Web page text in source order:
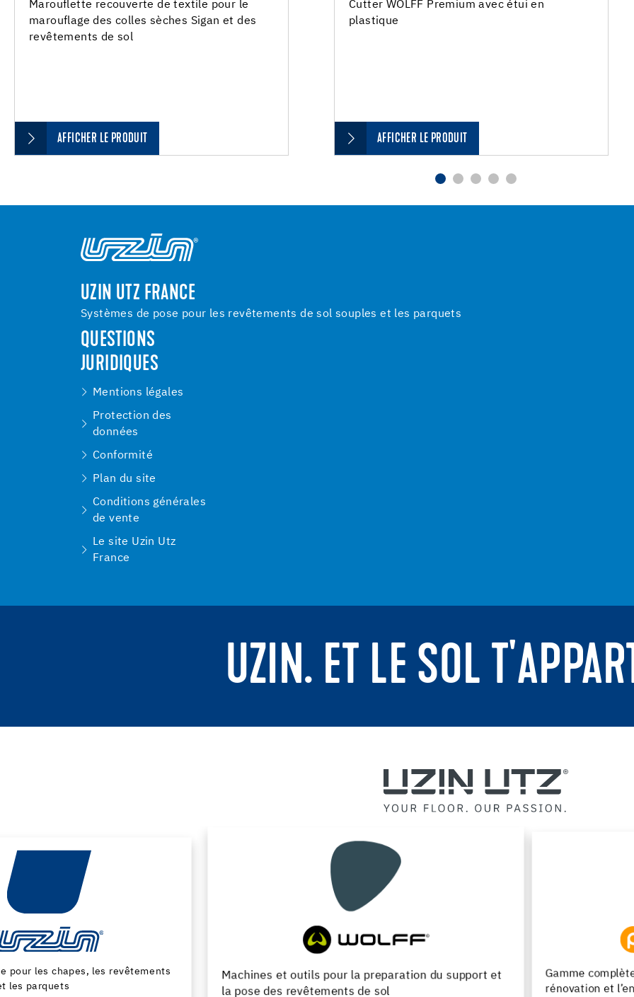
Marouflette recouverte de textile pour le
marouflage des colles sèches Sigan et des
revêtements de sol
AFFICHER LE PRODUIT
Cutter WOLFF Premium avec étui en
plastique
AFFICHER LE PRODUIT
UZIN UTZ FRANCE
Systèmes de pose pour les revêtements de sol souples et les parquets
QUESTIONS
JURIDIQUES
Mentions légales
Protection des
données
Conformité
Plan du site
Conditions générales
de vente
Le site Uzin Utz
France
UZIN. ET LE SOL
Machines et outils pour la preparation du support et
la pose des revêtements de sol
Gamme complète de produits pour la pose, la